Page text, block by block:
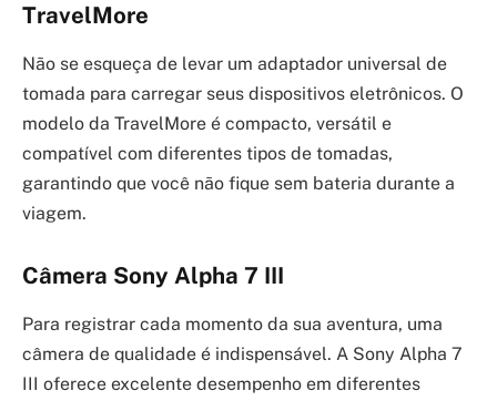
TravelMore
Não se esqueça de levar um adaptador universal de
tomada para carregar seus dispositivos eletrônicos. O
modelo da TravelMore é compacto, versátil e
compatível com diferentes tipos de tomadas,
garantindo que você não fique sem bateria durante a
viagem.
Câmera Sony Alpha 7 III
Para registrar cada momento da sua aventura, uma
câmera de qualidade é indispensável. A Sony Alpha 7
III oferece excelente desempenho em diferentes